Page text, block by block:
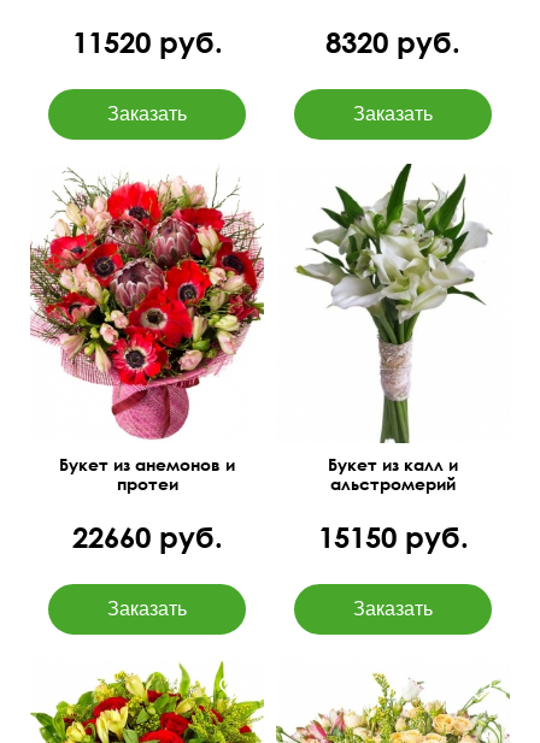
11520 руб. 8320 руб.
Страстная композиция из
экзотических цветов
Букет из анемонов и
протеи
22660 руб.
Букет из калл и
альстромерий
15150 руб.